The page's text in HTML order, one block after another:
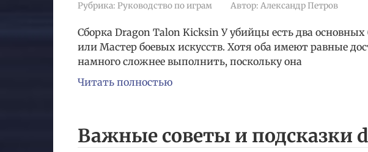
Рубрика: Руководство по играм Автор: Александр Петров
Сборка Dragon Talon Kicksin У убийцы есть два
или Мастер боевых искусств. Хотя оба имеют равные
намного сложнее выполнить, поскольку она
Читать полностью
Важные советы и подсказки